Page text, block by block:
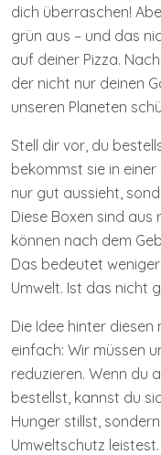
dich überraschen!
grün aus – und das
auf deiner Pizza.
der nicht nur deinen
unseren Planeten
Stell dir vor, du
bekommst sie in
nur gut aussieht,
Diese Boxen sind
können nach dem
Das bedeutet
Umwelt. Ist das nicht
Die Idee hinter
einfach: Wir müssen
reduzieren. Wenn du
bestellst, kannst du
Hunger stillst,
Umweltschutz